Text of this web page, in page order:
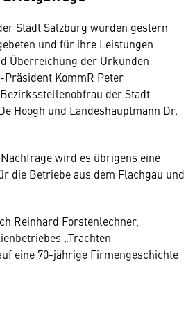
Stadt Salzburg wurden gestern
und für ihre Leistungen
Überreichung der Urkunden
Präsident KommR Peter
der Stadt
Hoogh und Landeshauptmann Dr.
wird es übrigens eine
die Betriebe aus dem Flachgau und
Reinhard Forstenlechner,
„Trachten
eine 70-jährige Firmengeschichte